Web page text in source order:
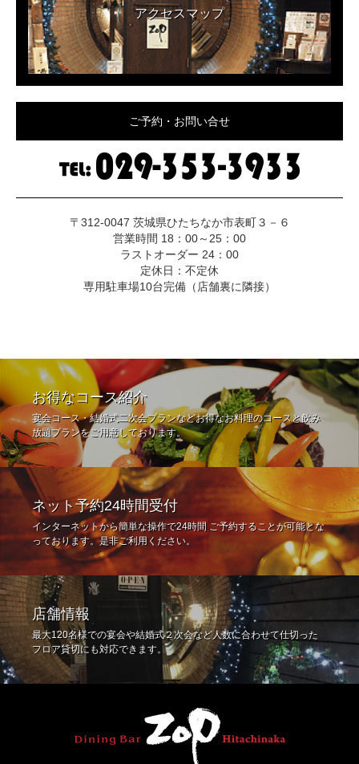
アクセスマップ
ご予約・お問い合せ
〒312-0047 茨城県ひたちなか市表町３－６
営業時間 18：00～25：00
ラストオーダー 24：00
定休日：不定休
専用駐車場10台完備（店舗裏に隣接）
お得なコース紹介
宴会コース・結婚式二次会プランなどお得なお料理のコースと飲み
放題プランをご用意しております。
ネット予約24時間受付
インターネットから簡単な操作で24時間 ご予約することが可能とな
っております。是非ご利用ください。
店舗情報
最大120名様での宴会や結婚式２次会など人数に合わせて仕切った
フロア貸切にも対応できます。